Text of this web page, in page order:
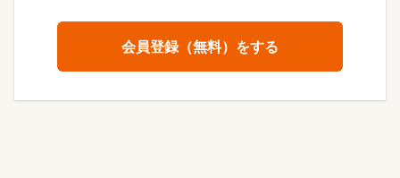
会員登録（無料）をする